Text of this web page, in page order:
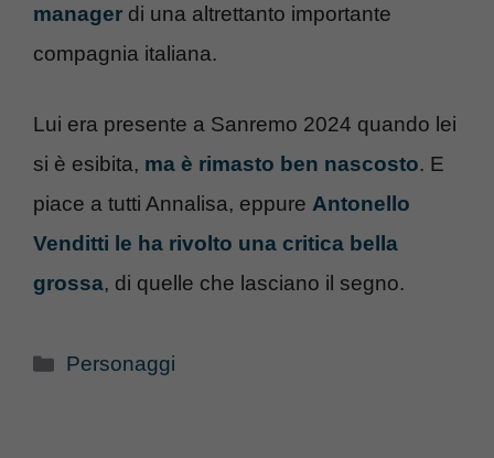
manager di una altrettanto importante
compagnia italiana.
Lui era presente a Sanremo 2024 quando lei
si è esibita, ma è rimasto ben nascosto. E
piace a tutti Annalisa, eppure Antonello
Venditti le ha rivolto una critica bella
grossa, di quelle che lasciano il segno.
Categorie
Personaggi